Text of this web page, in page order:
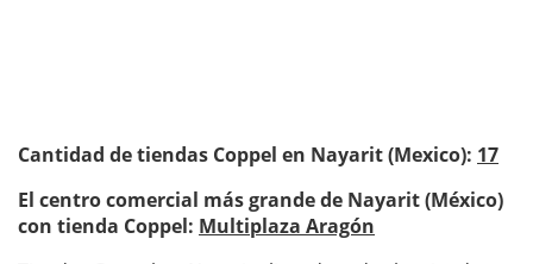
Cantidad de tiendas Coppel en Nayarit (Mexico): 17
El centro comercial más grande de Nayarit (México)
con tienda Coppel: Multiplaza Aragón